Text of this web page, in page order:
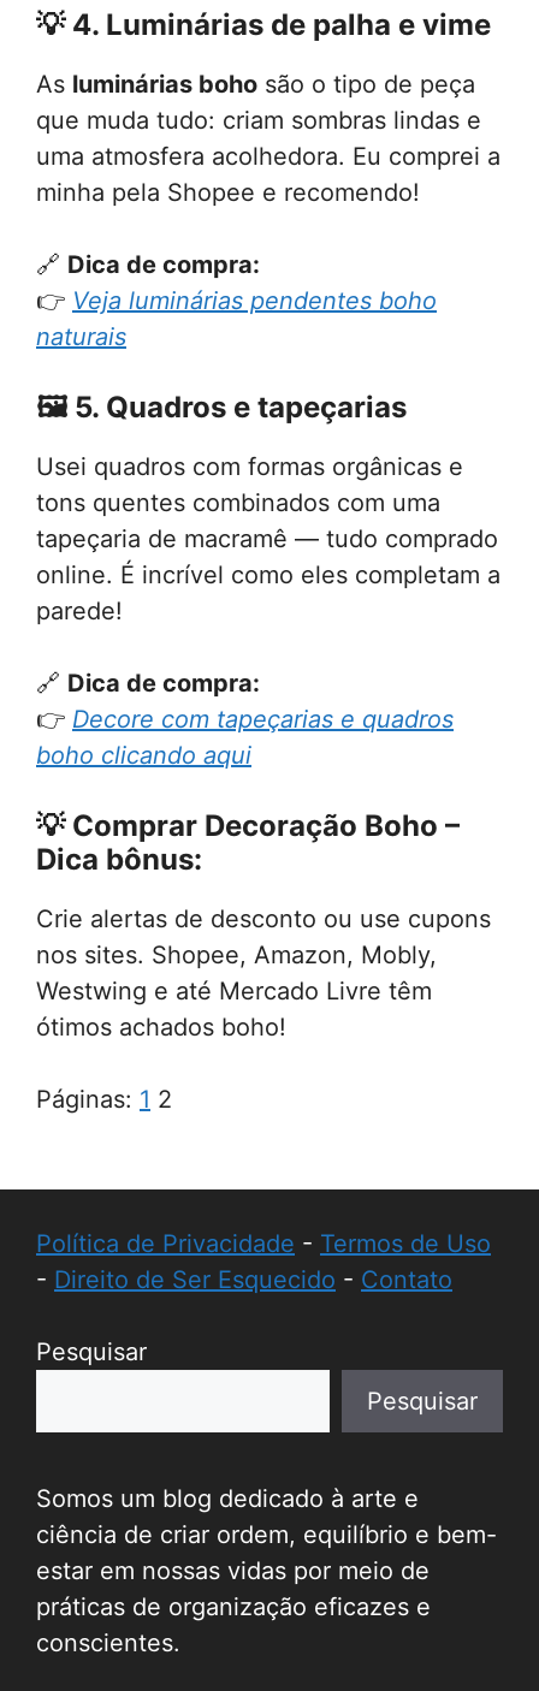
💡 4. Luminárias de palha e vime
As luminárias boho são o tipo de peça
que muda tudo: criam sombras lindas e
uma atmosfera acolhedora. Eu comprei a
minha pela Shopee e recomendo!
🔗 Dica de compra:
👉 Veja luminárias pendentes boho
naturais
🖼️ 5. Quadros e tapeçarias
Usei quadros com formas orgânicas e
tons quentes combinados com uma
tapeçaria de macramê — tudo comprado
online. É incrível como eles completam a
parede!
🔗 Dica de compra:
👉 Decore com tapeçarias e quadros
boho clicando aqui
💡 Comprar Decoração Boho –
Dica bônus:
Crie alertas de desconto ou use cupons
nos sites. Shopee, Amazon, Mobly,
Westwing e até Mercado Livre têm
ótimos achados boho!
Páginas: 1 2
Política de Privacidade - Termos de Uso
- Direito de Ser Esquecido - Contato
Pesquisar
Pesquisar
Somos um blog dedicado à arte e
ciência de criar ordem, equilíbrio e bem-
estar em nossas vidas por meio de
práticas de organização eficazes e
conscientes.